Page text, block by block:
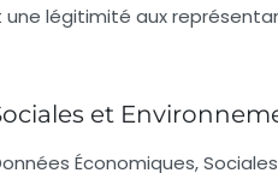
légitimité aux
et
Économiques,